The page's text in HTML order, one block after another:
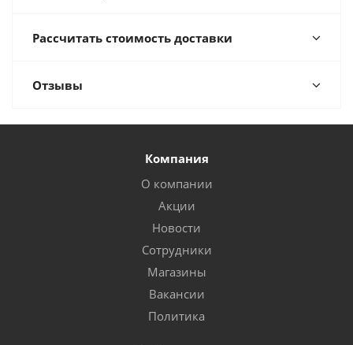
Рассчитать стоимость доставки
Отзывы
Компания
О компании
Акции
Новости
Сотрудники
Магазины
Вакансии
Политика